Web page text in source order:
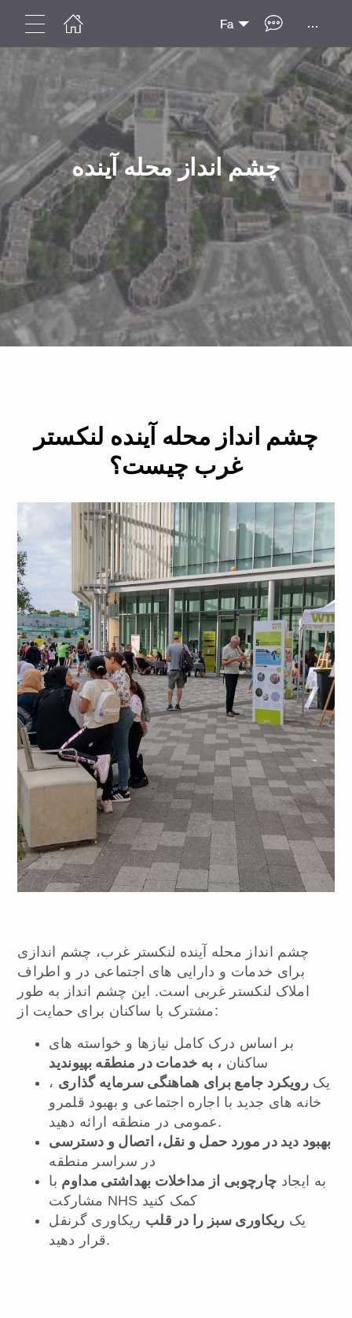
Fa ...
چشم انداز محله آینده
چشم انداز محله آینده لنکستر
غرب چیست؟
چشم انداز محله آینده لنکستر غرب، چشم اندازی
برای خدمات و دارایی های اجتماعی در و اطراف
املاک لنکستر غربی است. این چشم انداز به طور
مشترک با ساکنان برای حمایت از:
بر اساس درک کامل نیازها و خواسته های
ساکنان ، به خدمات در منطقه بپیوندید
یکرویکرد جامع برای هماهنگی سرمایه گذاری ،
خانه های جدید با اجاره اجتماعی و بهبود قلمرو
عمومی در منطقه ارائه دهید.
بهبود دید در مورد حمل و نقل، اتصال و دسترسی
در سراسر منطقه
به ایجاد چارچوبی از مداخلات بهداشتی مداوم با
مشارکت NHS کمک کنید
یک ریکاوری سبز را در قلب ریکاوری گرنفل
قرار دهید.